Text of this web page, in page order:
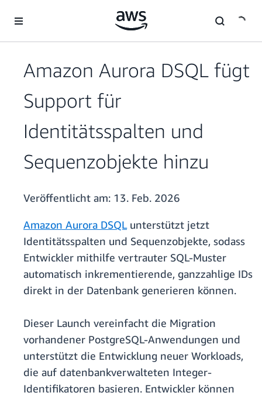
Überspringen zum Hauptinhalt
Amazon Aurora DSQL fügt
Support für
Identitätsspalten und
Sequenzobjekte hinzu
Veröffentlicht am: 13. Feb. 2026
Amazon Aurora DSQLunterstützt jetzt
Identitätsspalten und Sequenzobjekte, sodass
Entwickler mithilfe vertrauter SQL-Muster
automatisch inkrementierende, ganzzahlige IDs
direkt in der Datenbank generieren können.
Dieser Launch vereinfacht die Migration
vorhandener PostgreSQL-Anwendungen und
unterstützt die Entwicklung neuer Workloads,
die auf datenbankverwalteten Integer-
Identifikatoren basieren. Entwickler können